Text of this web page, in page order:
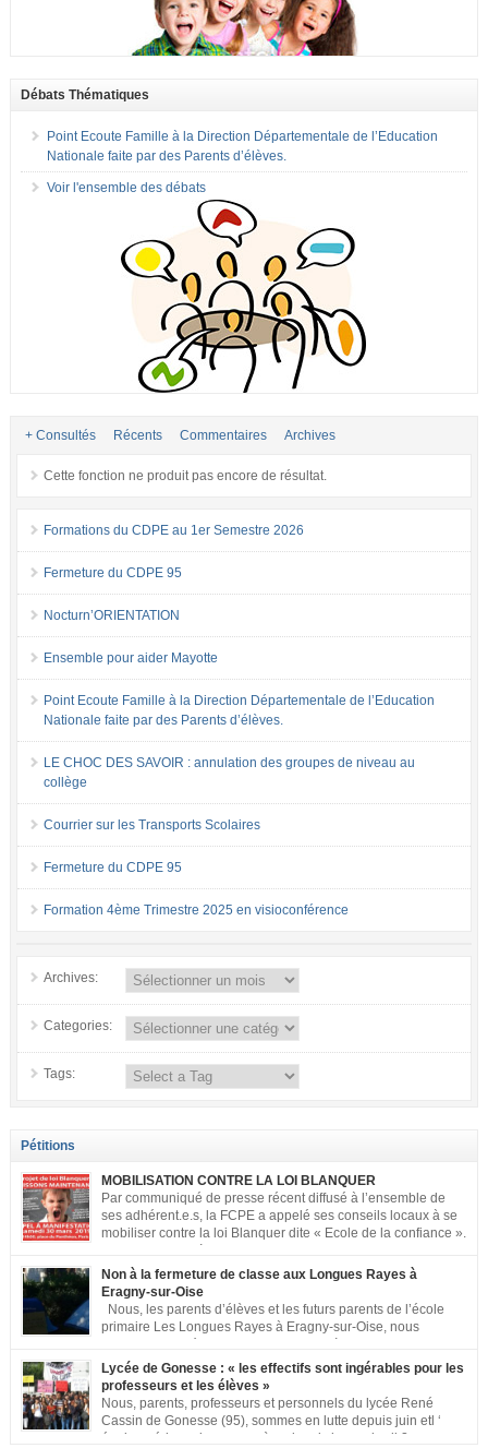
Débats Thématiques
Point Ecoute Famille à la Direction Départementale de l’Education
Nationale faite par des Parents d’élèves.
Voir l'ensemble des débats
+ Consultés Récents Commentaires Archives
Cette fonction ne produit pas encore de résultat.
Formations du CDPE au 1er Semestre 2026
Fermeture du CDPE 95
Nocturn’ORIENTATION
Ensemble pour aider Mayotte
Point Ecoute Famille à la Direction Départementale de l’Education
Nationale faite par des Parents d’élèves.
LE CHOC DES SAVOIR : annulation des groupes de niveau au
collège
Courrier sur les Transports Scolaires
Fermeture du CDPE 95
Formation 4ème Trimestre 2025 en visioconférence
Archives:
Categories:
Tags:
Pétitions
MOBILISATION CONTRE LA LOI BLANQUER
Par communiqué de presse récent diffusé à l’ensemble de
ses adhérent.e.s, la FCPE a appelé ses conseils locaux à se
mobiliser contre la loi Blanquer dite « Ecole de la confiance ».
met à votre disposition ce kit de mobilisation comprenant : 1 affiche
appelant […]
Non à la fermeture de classe aux Longues Rayes à
Eragny-sur-Oise
Nous, les parents d’élèves et les futurs parents de l’école
primaire Les Longues Rayes à Eragny-sur-Oise, nous
classe aux Longues Rayes ». Non à la dégradation continue des conditions
d’accueil et d’apprentissage de nos enfants à l’école primaire. Chaque
enfant a droit à […]
Lycée de Gonesse : « les effectifs sont ingérables pour les
professeurs et les élèves »
Nous, parents, professeurs et personnels du lycée René
Cassin de Gonesse (95), sommes en lutte depuis juin etl ‘
équipe pédagogique en grève depuis le vendredi 2